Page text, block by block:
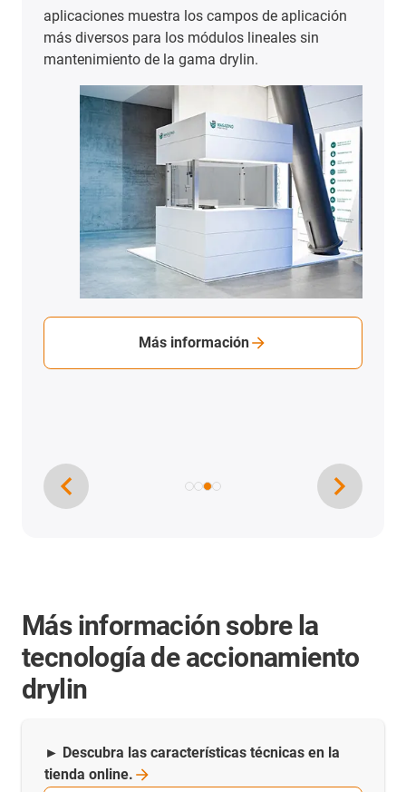
Ver ejemplos de aplicaciones
Más información sobre la
tecnología de accionamiento
drylin
► Descubra las características técnicas en la
tienda online.